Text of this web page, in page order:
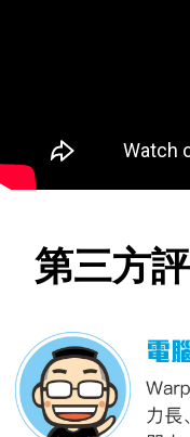
第三方